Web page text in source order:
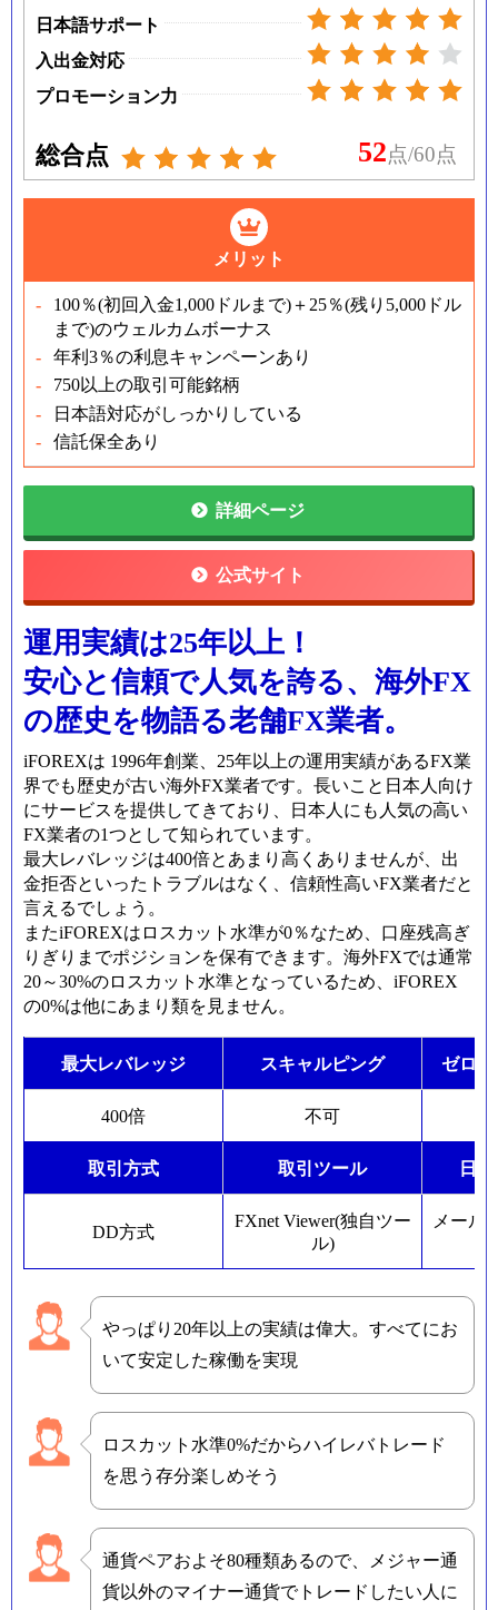
日本語サポート
入出金対応
プロモーション力
総合点 52点/60点
メリット
100％(初回入金1,000 ドルまで)＋ 25％(残り 5,000 ドル
まで)のウェルカムボーナス
年利3％の利息キャンペーンあり
750以上の取引可能銘柄
日本語対応がしっかりしている
信託保全あり
詳細ページ
公式サイト
運用実績は25年以上！
安心と信頼で人気を誇る、海外FX
の歴史を物語る老舗FX業者。
iFOREXは 1996年創業、25年以上の運用実績があるFX業
界でも歴史が古い海外FX業者です。長いこと日本人向け
にサービスを提供してきており、日本人にも人気の高い
FX業者の1つとして知られています。
最大レバレッジは400倍とあまり高くありませんが、出
金拒否といったトラブルはなく、信頼性高いFX業者だと
言えるでしょう。
またiFOREXはロスカット水準が0％なため、口座残高ぎ
りぎりまでポジションを保有できます。海外FXでは通常
20～30%のロスカット水準となっているため、iFOREX
の0%は他にあまり類を見ません。
最大レバレッジ スキャルピング ゼロ
400倍 不可
取引方式 取引ツール 日
DD方式
FXnet Viewer(独自ツー
ル)
メール
やっぱり20年以上の実績は偉大。すべてにお
いて安定した稼働を実現
ロスカット水準0%だからハイレバトレード
を思う存分楽しめそう
通貨ペアおよそ80種類あるので、メジャー通
貨以外のマイナー通貨でトレードしたい人に